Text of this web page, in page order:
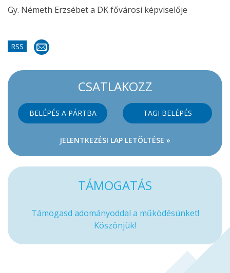
Gy. Németh Erzsébet a DK fővárosi képviselője
RSS
CSATLAKOZZ
BELÉPÉS A PÁRTBA TAGI BELÉPÉS
JELENTKEZÉSI LAP LETÖLTÉSE »
TÁMOGATÁS
Támogasd adományoddal a működésünket!
Köszönjük!